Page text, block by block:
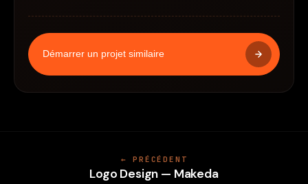
Démarrer un projet similaire
← PRÉCÉDENT
Logo Design — Makeda